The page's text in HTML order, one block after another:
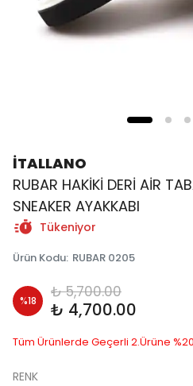
İTALLANO
RUBAR HAKİKİ DERİ AİR
SNEAKER AYAKKABI
Tükeniyor
Ürün Kodu: RUBAR 0205
%18 ₺ 5,700.00
₺ 4,700.00
Tüm Ürünlerde Geçerli 2.Ürüne
RENK